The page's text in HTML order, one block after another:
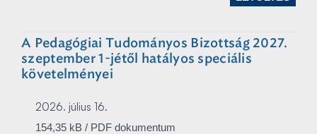
A Pedagógiai Tudományos Bizottság 2027.
szeptember 1-jétől hatályos speciális
követelményei
2026. július 16.
154,35 kB / PDF dokumentum